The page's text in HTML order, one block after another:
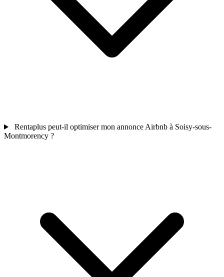
Rentaplus peut-il optimiser mon annonce Airbnb à Soisy-sous-
Montmorency ?